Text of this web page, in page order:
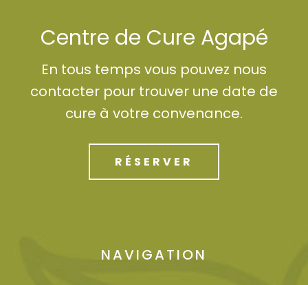
Centre de Cure Agapé
En tous temps vous pouvez nous
contacter pour trouver une date de
cure à votre convenance.
RÉSERVER
NAVIGATION